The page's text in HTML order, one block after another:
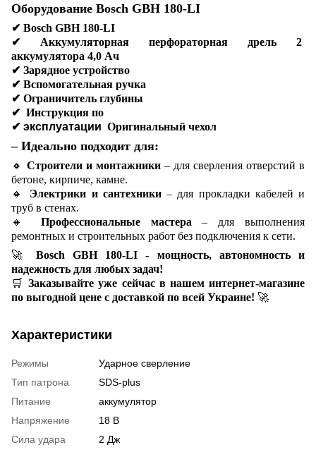
Оборудование Bosch GBH 180-LI
✔ Bosch GBH 180-LI
✔ Аккумуляторная перфораторная дрель 2
аккумулятора 4,0 Ач
✔ Зарядное устройство
✔ Вспомогательная ручка
✔ Ограничитель глубины
✔ Инструкция по
✔ эксплуатации Оригинальный чехол
– Идеально подходит для:
🔸 Строители и монтажники – для сверления отверстий в
бетоне, кирпиче, камне.
🔸 Электрики и сантехники– для прокладки кабелей и
труб в стенах.
🔸 Профессиональные мастера – для выполнения
ремонтных и строительных работ без подключения к сети.
🚀 Bosch GBH 180-LI - мощность, автономность и
надежность для любых задач!
🛒Заказывайте уже сейчас в нашем интернет-магазине
по выгодной цене с доставкой по всей Украине! 🚀
Характеристики
Режимы
Ударное сверление
Тип патрона
SDS-plus
Питание
аккумулятор
Напряжение
18 В
Сила удара
2 Дж